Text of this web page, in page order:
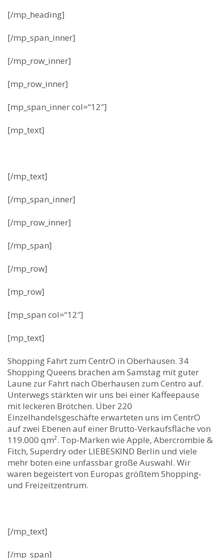
[/mp_heading]
[/mp_span_inner]
[/mp_row_inner]
[mp_row_inner]
[mp_span_inner col=“12″]
[mp_text]
[/mp_text]
[/mp_span_inner]
[/mp_row_inner]
[/mp_span]
[/mp_row]
[mp_row]
[mp_span col=“12″]
[mp_text]
Shopping Fahrt zum CentrO in Oberhausen. 34
Shopping Queens brachen am Samstag mit guter
Laune zur Fahrt nach Oberhausen zum Centro auf.
Unterwegs stärkten wir uns bei einer Kaffeepause
mit leckeren Brötchen. Über 220
Einzelhandelsgeschäfte erwarteten uns im CentrO
auf zwei Ebenen auf einer Brutto-Verkaufsfläche von
119.000 qm². Top-Marken wie Apple, Abercrombie &
Fitch, Superdry oder LIEBESKIND Berlin und viele
mehr boten eine unfassbar große Auswahl. Wir
waren begeistert von Europas größtem Shopping-
und Freizeitzentrum.
[/mp_text]
[/mp_span]